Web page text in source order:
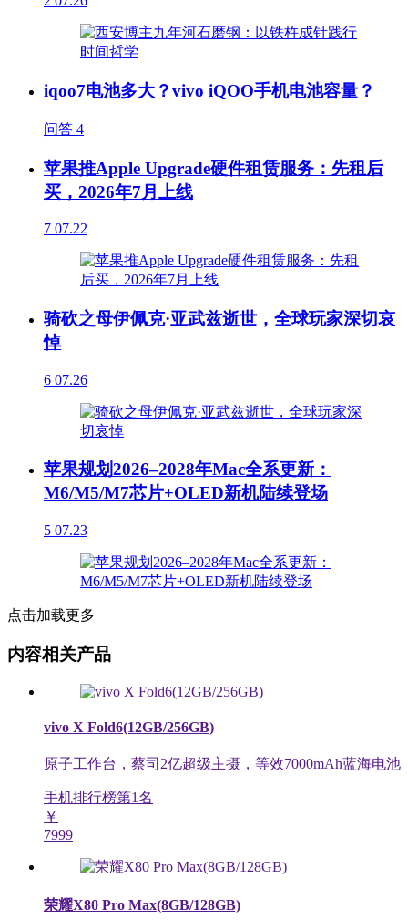
iqoo7电池多大？vivo iQOO手机电池容量？
问答 4
苹果推Apple Upgrade硬件租赁服务：先租后
买，2026年7月上线
7 07.22
骑砍之母伊佩克·亚武兹逝世，全球玩家深切哀
悼
6 07.26
苹果规划2026–2028年Mac全系更新：
M6/M5/M7芯片+OLED新机陆续登场
5 07.23
点击加载更多
内容相关产品
vivo X Fold6(12GB/256GB)
原子工作台，蔡司2亿超级主摄，等效7000mAh蓝海电池
手机排行榜第1名
￥
7999
荣耀X80 Pro Max(8GB/128GB)